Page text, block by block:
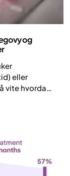
og
eller
vite hvordan
metabolsk
gjennom